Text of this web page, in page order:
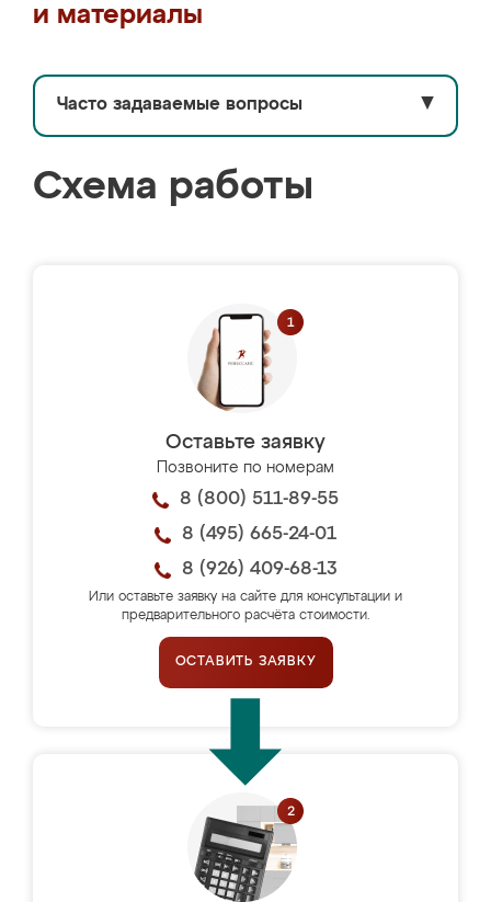
и материалы
Часто задаваемые вопросы ▼
Схема работы
Оставьте заявку
Позвоните по номерам
8 (800) 511-89-55
8 (495) 665-24-01
8 (926) 409-68-13
Или оставьте заявку на сайте для консультации и
предварительного расчёта стоимости.
ОСТАВИТЬ ЗАЯВКУ